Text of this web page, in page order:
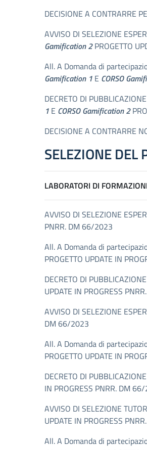
DECISIONE A CONTRARRE
AVVISO DI SELEZIONE
Gamification 2PROGETTO
All. A Domanda di
Gamification 1 E CORSO
DECRETO DI
1 E CORSO Gamification 2
DECISIONE A CONTRARRE
SELEZIONE DEL
LABORATORI DI
AVVISO DI SELEZIONE
PNRR. DM 66/2023
All. A Domanda di
PROGETTO UPDATE IN
DECRETO DI
UPDATE IN PROGRESS
AVVISO DI SELEZIONE
DM 66/2023
All. A Domanda di
PROGETTO UPDATE IN
DECRETO DI
IN PROGRESS PNRR. DM
AVVISO DI SELEZIONE
UPDATE IN PROGRESS
All. A Domanda di